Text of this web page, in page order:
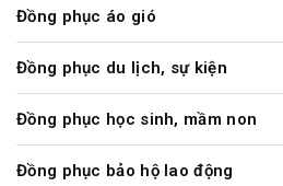
Đồng phục áo gió
Đồng phục du lịch, sự kiện
Đồng phục học sinh, mầm non
Đồng phục bảo hộ lao động